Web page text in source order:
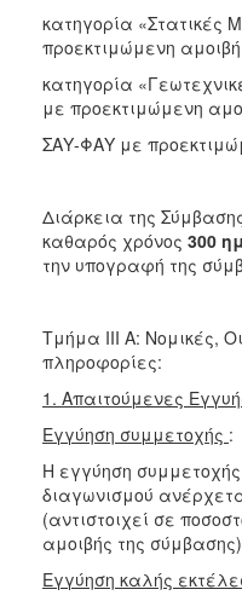
κατηγορία «Στατικές
προεκτιμώμενη αμοιβή
κατηγορία
με προεκτιμώμενη
ΣΑΥ-ΦΑΥ με
Διάρκεια της
καθαρός χρόνος 300
την υπογραφή της
Τμήμα ΙΙΙ Α: Νομικές,
πληροφορίες:
1. Απαιτούμενες
Εγγύηση συμμετοχής :
Η εγγύηση συμμετοχής
διαγωνισμού
(αντιστοιχεί σε
αμοιβής της σύμβασης)
Εγγύηση καλής